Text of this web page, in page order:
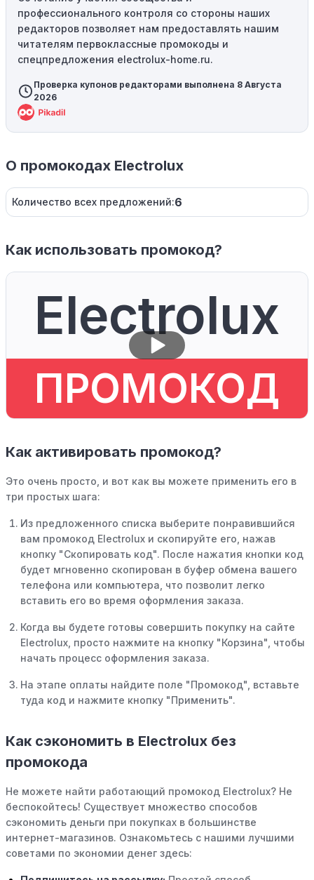
профессионального контроля со стороны наших
редакторов позволяет нам предоставлять нашим
читателям первоклассные промокоды и
спецпредложения electrolux-home.ru.
Проверка купонов редакторами выполнена 8 Августа
2026
О промокодах Electrolux
Количество всех предложений:6
Как использовать промокод?
Electrolux
ПРОМОКОД
Как активировать промокод?
Это очень просто, и вот как вы можете применить его в
три простых шага:
Из предложенного списка выберите понравившийся
вам промокод Electrolux и скопируйте его, нажав
кнопку "Скопировать код". После нажатия кнопки код
будет мгновенно скопирован в буфер обмена вашего
телефона или компьютера, что позволит легко
вставить его во время оформления заказа.
Когда вы будете готовы совершить покупку на сайте
Electrolux, просто нажмите на кнопку "Корзина", чтобы
начать процесс оформления заказа.
На этапе оплаты найдите поле "Промокод", вставьте
туда код и нажмите кнопку "Применить".
Как сэкономить в Electrolux без
промокода
Не можете найти работающий промокод Electrolux? Не
беспокойтесь! Существует множество способов
сэкономить деньги при покупках в большинстве
интернет-магазинов. Ознакомьтесь с нашими лучшими
советами по экономии денег здесь: